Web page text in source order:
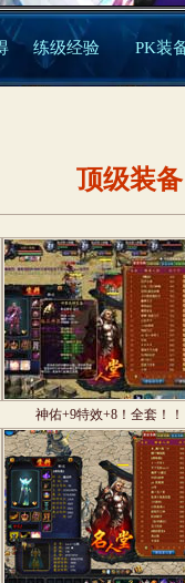
练级经验 PK装
顶级装备
神佑+9特效+8！全套！！